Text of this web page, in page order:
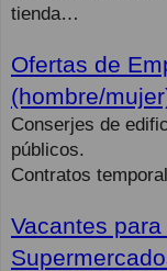
tienda…
Ofertas de
(hombre/
Conserjes de
públicos.
Contratos
Vacantes